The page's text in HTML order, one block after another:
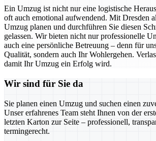
Ein Umzug ist nicht nur eine logistische
oft auch emotional aufwendend. Mit Dresden
Umzug planen und durchführen Sie diesen
gelassen. Wir bieten nicht nur professionelle
auch eine persönliche Betreuung – denn für
Qualität, sondern auch Ihr Wohlergehen.
damit Ihr Umzug ein Erfolg wird.
Wir sind für Sie da
Sie planen einen Umzug und suchen einen
Unser erfahrenes Team steht Ihnen von der
letzten Karton zur Seite – professionell,
termingerecht.